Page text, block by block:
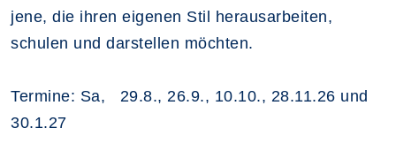
jene, die ihren eigenen Stil herausarbeiten,
schulen und darstellen möchten.
Termine: Sa, 29.8., 26.9., 10.10., 28.11.26 und
30.1.27